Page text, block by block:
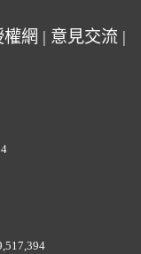
網 | 意見交流 |